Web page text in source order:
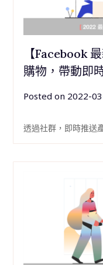
【Facebook
購物，帶動即
Posted on 2022-
透過社群，即時推送